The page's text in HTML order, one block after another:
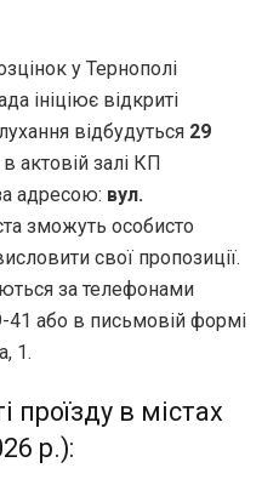
у Тернополі
ініціює відкриті
відбудуться 29
в актовій залі КП
адресою: вул.
зможуть особисто
свої пропозиції.
за телефонами
41 або в письмовій формі
1.
проїзду в містах
р.):